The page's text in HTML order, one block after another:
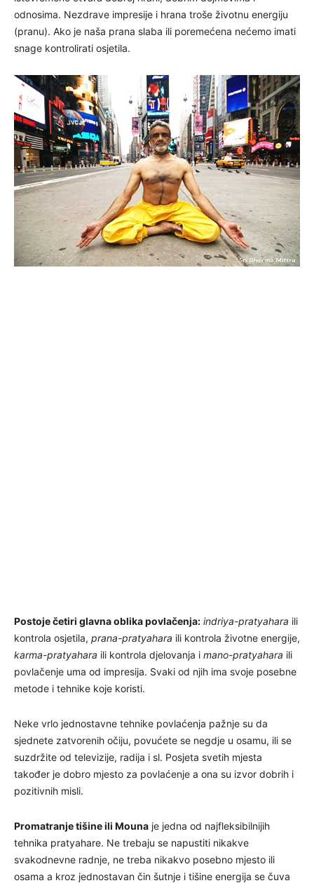
odnosima. Nezdrave impresije i hrana troše životnu energiju
(pranu). Ako je naša prana slaba ili poremećena nećemo imati
snage kontrolirati osjetila.
Postoje četiri glavna oblika povlačenja: indriya-pratyahara ili
kontrola osjetila, prana-pratyahara ili kontrola životne energije,
karma-pratyahara ili kontrola djelovanja i mano-pratyahara ili
povlačenje uma od impresija. Svaki od njih ima svoje posebne
metode i tehnike koje koristi.
Neke vrlo jednostavne tehnike povlaćenja pažnje su da
sjednete zatvorenih očiju, povućete se negdje u osamu, ili se
suzdržite od televizije, radija i sl. Posjeta svetih mjesta
također je dobro mjesto za povlaćenje a ona su izvor dobrih i
pozitivnih misli.
Promatranje tišine ili Mouna je jedna od najfleksibilnijih
tehnika pratyahare. Ne trebaju se napustiti nikakve
svakodnevne radnje, ne treba nikakvo posebno mjesto ili
osama a kroz jednostavan čin šutnje i tišine energija se čuva